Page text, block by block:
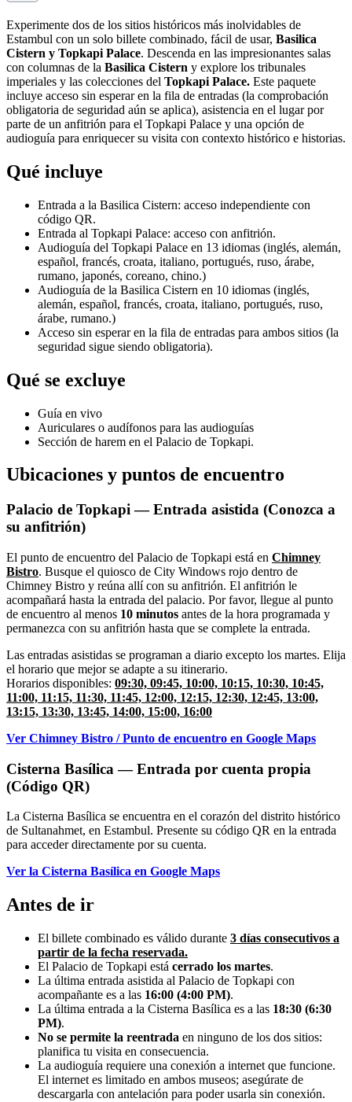
Experimente dos de los sitios históricos más inolvidables de
Estambul con un solo billete combinado, fácil de usar, Basilica
Cistern y Topkapi Palace. Descenda en las impresionantes salas
con columnas de la Basilica Cistern y explore los tribunales
imperiales y las colecciones del Topkapi Palace. Este paquete
incluye acceso sin esperar en la fila de entradas (la comprobación
obligatoria de seguridad aún se aplica), asistencia en el lugar por
parte de un anfitrión para el Topkapi Palace y una opción de
audioguía para enriquecer su visita con contexto histórico e historias.
Qué incluye
Entrada a la Basilica Cistern: acceso independiente con
código QR.
Entrada al Topkapi Palace: acceso con anfitrión.
Audioguía del Topkapi Palace en 13 idiomas (inglés, alemán,
español, francés, croata, italiano, portugués, ruso, árabe,
rumano, japonés, coreano, chino.)
Audioguía de la Basilica Cistern en 10 idiomas (inglés,
alemán, español, francés, croata, italiano, portugués, ruso,
árabe, rumano.)
Acceso sin esperar en la fila de entradas para ambos sitios (la
seguridad sigue siendo obligatoria).
Qué se excluye
Guía en vivo
Auriculares o audífonos para las audioguías
Sección de harem en el Palacio de Topkapi.
Ubicaciones y puntos de encuentro
Palacio de Topkapi — Entrada asistida (Conozca a
su anfitrión)
El punto de encuentro del Palacio de Topkapi está en Chimney
Bistro. Busque el quiosco de City Windows rojo dentro de
Chimney Bistro y reúna allí con su anfitrión. El anfitrión le
acompañará hasta la entrada del palacio. Por favor, llegue al punto
de encuentro al menos 10 minutos antes de la hora programada y
permanezca con su anfitrión hasta que se complete la entrada.
Las entradas asistidas se programan a diario excepto los martes. Elija
el horario que mejor se adapte a su itinerario.
Horarios disponibles: 09:30, 09:45, 10:00, 10:15, 10:30, 10:45,
11:00, 11:15, 11:30, 11:45, 12:00, 12:15, 12:30, 12:45, 13:00,
13:15, 13:30, 13:45, 14:00, 15:00, 16:00
Ver Chimney Bistro / Punto de encuentro en Google Maps
Cisterna Basílica — Entrada por cuenta propia
(Código QR)
La Cisterna Basílica se encuentra en el corazón del distrito histórico
de Sultanahmet, en Estambul. Presente su código QR en la entrada
para acceder directamente por su cuenta.
Ver la Cisterna Basílica en Google Maps
Antes de ir
El billete combinado es válido durante 3 días consecutivos a
partir de la fecha reservada.
El Palacio de Topkapi está cerrado los martes.
La última entrada asistida al Palacio de Topkapi con
acompañante es a las 16:00 (4:00 PM).
La última entrada a la Cisterna Basílica es a las 18:30 (6:30
PM).
No se permite la reentrada en ninguno de los dos sitios:
planifica tu visita en consecuencia.
La audioguía requiere una conexión a internet que funcione.
El internet es limitado en ambos museos; asegúrate de
descargarla con antelación para poder usarla sin conexión.